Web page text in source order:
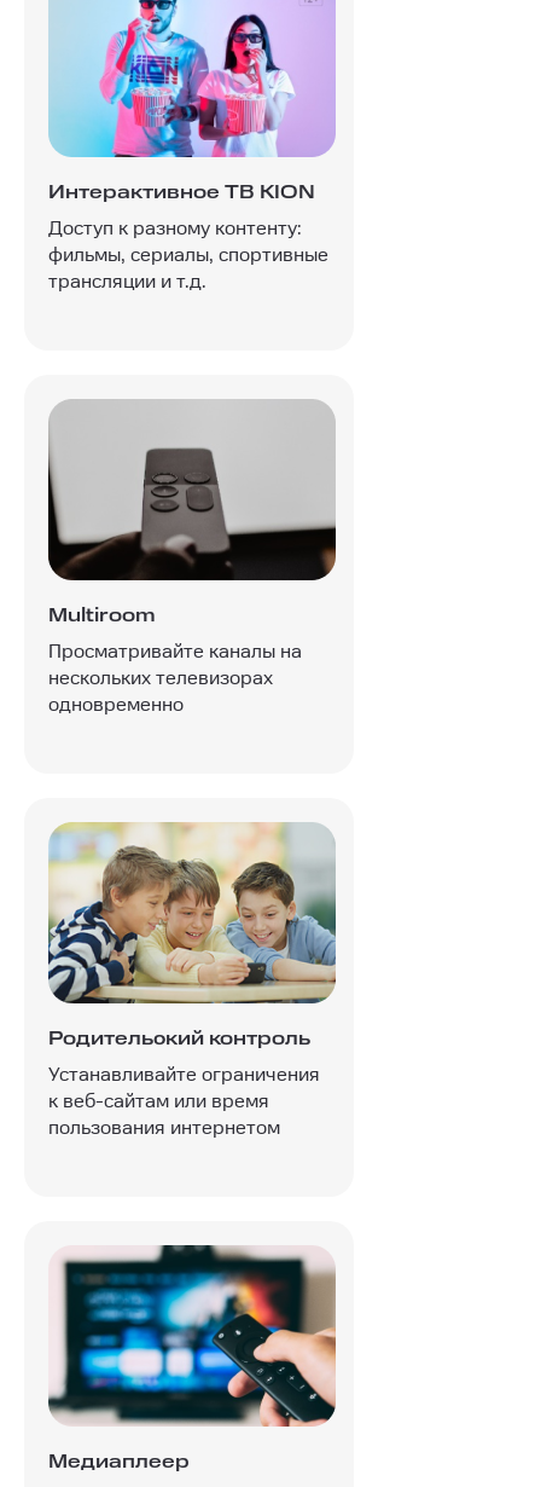
Интерактивное ТВ KION
Доступ к разному контенту:
фильмы, сериалы, спортивные
трансляции и т.д.
Multiroom
Просматривайте каналы на
нескольких телевизорах
одновременно
Родительский контроль
Устанавливайте ограничения
к веб-сайтам или время
пользования интернетом
Медиаплеер